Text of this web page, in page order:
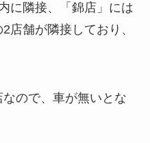
に隣接、「錦店」には
店舗が隣接しており、
ので、車が無いとな